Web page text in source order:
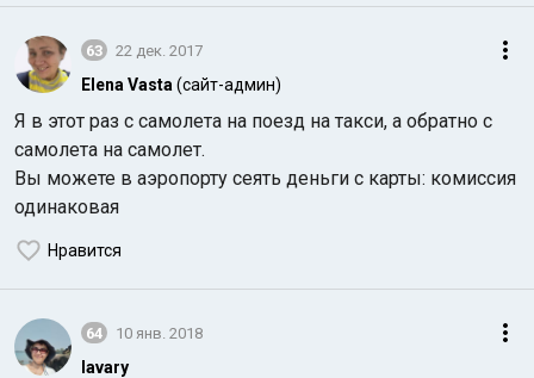
63 22 дек. 2017
Elena Vasta (сайт-админ)
Я в этот раз с самолета на поезд на такси, а обратно с
самолета на самолет.
Вы можете в аэропорту сеять деньги с карты: комиссия
одинаковая
Нравится
64 10 янв. 2018
lavary